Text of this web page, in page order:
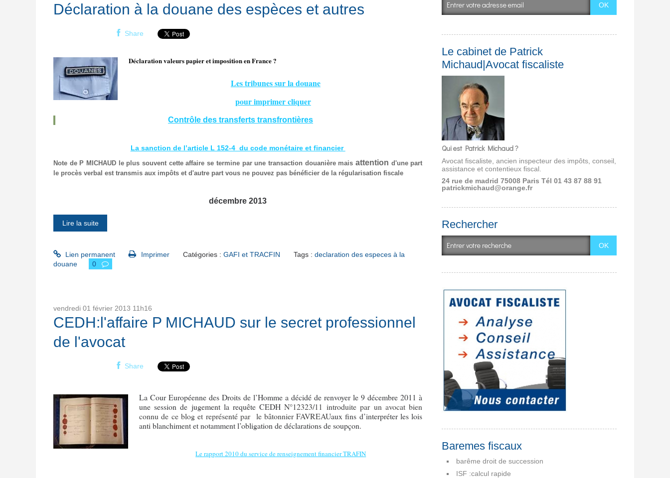
Déclaration à la douane des espèces et autres
Share
Déclaration valeurs papier et imposition en France ?
Les tribunes sur la douane
pour imprimer cliquer
Contrôle des transferts transfrontières
La sanction de l’article L 152-4 du code monétaire et financier
Note de P MICHAUD le plus souvent cette affaire se termine par une transaction douanière mais attention d'une part
le procès verbal est transmis aux impôts et d'autre part vous ne pouvez pas bénéficier de la régularisation fiscale
décembre 2013
Lire la suite
Lien permanent Imprimer Catégories : GAFI et TRACFIN Tags :declaration des especes à la
douane
0
vendredi 01 février 2013 11h16
CEDH:l'affaire P MICHAUD sur le secret professionnel
de l'avocat
Share
La Cour Européenne des Droits de l’Homme a décidé de renvoyer le 9 décembre 2011 à
une session de jugement la requête CEDHN°12323/11 introduite par un avocat bien
connu de ce blog et représenté par le bâtonnier FAVREAUaux fins d’interpréter les lois
anti blanchiment et notamment l’obligation de déclarations de soupçon.
Le rapport 2010 du service de renseignement financier TRAFIN
Le cabinet de Patrick
Michaud|Avocat fiscaliste
Qui est Patrick Michaud ?
Avocat fiscaliste, ancien inspecteur des impôts, conseil,
assistance et contentieux fiscal.
24 rue de madrid 75008 ParisTél 01 43 87 88 91
patrickmichaud@orange.fr
Rechercher
Baremes fiscaux
barême droit de succession
ISF :calcul rapide